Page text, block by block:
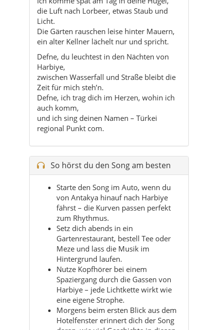
Defne, du leuchtest in den Nächten von
Harbiye,
zwischen Wasserfall und Straße bleibt die
Zeit für mich steh’n.
Defne, ich trag dich im Herzen, wohin ich
auch komm,
und ich sing deinen Namen – Türkei
regional Punkt com.
So hörst du den Song am besten
von Antakya hinauf nach Harbiye
fährst – die Kurven passen perfekt
zum Rhythmus.
Setz dich abends in ein
Gartenrestaurant, bestell Tee oder
Meze und lass die Musik im
Hintergrund laufen.
Nutze Kopfhörer bei einem
Spaziergang durch die Gassen von
Harbiye – jede Lichtkette wirkt wie
eine eigene Strophe.
Morgens beim ersten Blick aus dem
Hotelfenster erinnert dich der Song
daran, wie viel Geschichte in diesen
Hängen steckt.
Auf der Rückfahrt nach Antakya holt
dich der Refrain noch einmal ab und
verlängert das Defne-Gefühl.